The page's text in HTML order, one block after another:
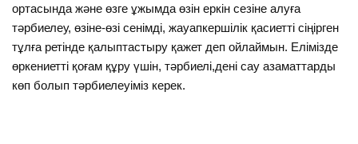
ортасында және өзге ұжымда өзін еркін сезіне алуға
тәрбиелеу, өзіне-өзі сенімді, жауапкершілік қасиетті сіңірген
тұлға ретінде қалыптастыру қажет деп ойлаймын. Елімізде
өркениетті қоғам құру үшін, тәрбиелі,дені сау азаматтарды
көп болып тәрбиелеуіміз керек.